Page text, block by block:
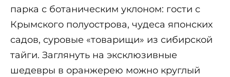
парка с ботаническим уклоном: гости с
Крымского полуострова, чудеса японских
садов, суровые «товарищи» из сибирской
тайги. Заглянуть на эксклюзивные
шедевры в оранжерею можно круглый